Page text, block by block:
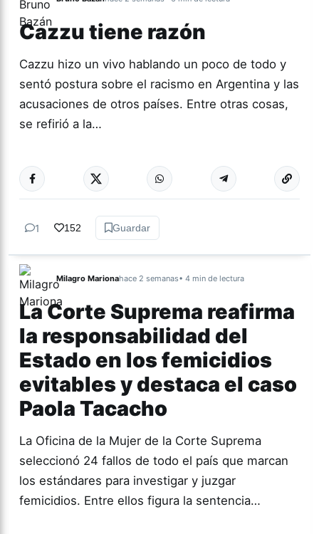
Cazzu tiene razón
Cazzu hizo un vivo hablando un poco de todo y
sentó postura sobre el racismo en Argentina y las
acusaciones de otros países. Entre otras cosas,
se refirió a la…
ACTUALIDAD Más
1 152 Guardar
Milagro Marionahace 2 semanas• 4 min de lectura
La Corte Suprema reafirma
la responsabilidad del
Estado en los femicidios
evitables y destaca el caso
Paola Tacacho
La Oficina de la Mujer de la Corte Suprema
seleccionó 24 fallos de todo el país que marcan
los estándares para investigar y juzgar
femicidios. Entre ellos figura la sentencia…